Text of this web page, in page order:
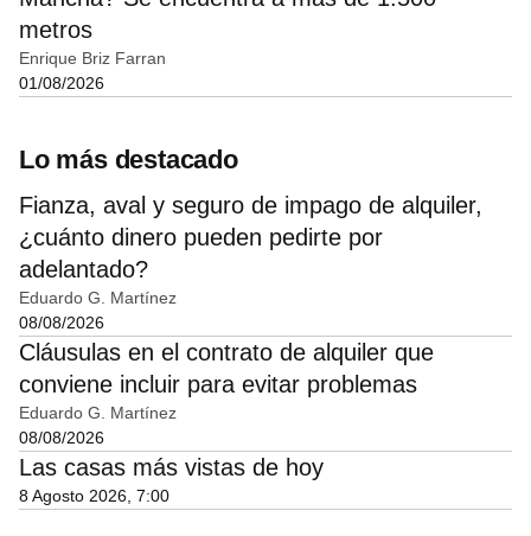
metros
Enrique Briz Farran
01/08/2026
Lo más destacado
Fianza, aval y seguro de impago de alquiler,
¿cuánto dinero pueden pedirte por
adelantado?
Eduardo G. Martínez
08/08/2026
Cláusulas en el contrato de alquiler que
conviene incluir para evitar problemas
Eduardo G. Martínez
08/08/2026
Las casas más vistas de hoy
8 Agosto 2026, 7:00